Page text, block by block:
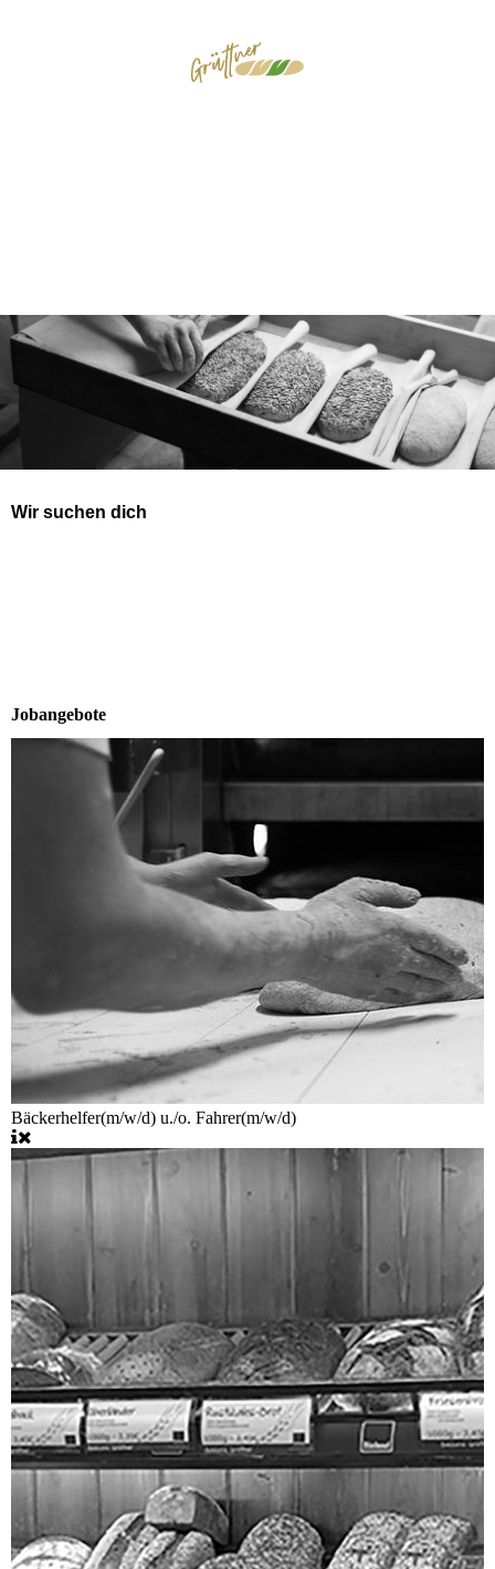
Wir suchen dich
Jobangebote
Bäckerhelfer(m/w/d) u./o. Fahrer(m/w/d)